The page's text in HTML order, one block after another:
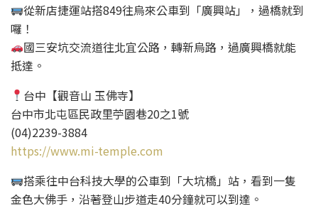
從新店捷運站搭849往烏來公車到「廣興站」，過橋就到
囉！
國三安坑交流道往北宜公路，轉新烏路，過廣興橋就能
抵達。
台中【觀音山 玉佛寺】
台中市北屯區民政里苧園巷20之1號
(04)2239-3884
https://www.mi-temple.com
搭乘往中台科技大學的公車到「大坑橋」站，看到一隻
金色大佛手，沿著登山步道走40分鐘就可以到達。